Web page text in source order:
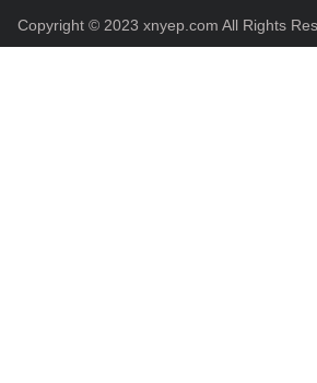
Copyright © 2023 xnyep.com All Rights